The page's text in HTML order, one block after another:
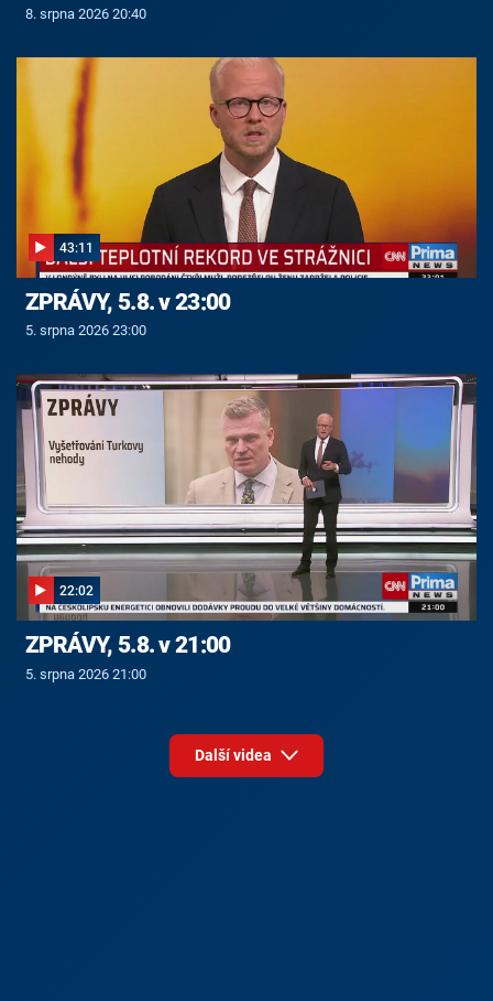
8. srpna 2026 20:40
43:11
ZPRÁVY, 5.8. v 23:00
5. srpna 2026 23:00
22:02
ZPRÁVY, 5.8. v 21:00
5. srpna 2026 21:00
Další videa